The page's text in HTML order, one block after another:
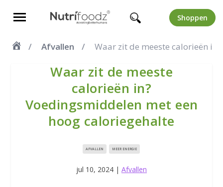
Shoppen
Afvallen Waar zit de meeste calorieën
Waar zit de meeste
calorieën in?
Voedingsmiddelen met een
hoog caloriegehalte
AFVALLEN MEER ENERGIE
jul 10, 2024 | Afvallen